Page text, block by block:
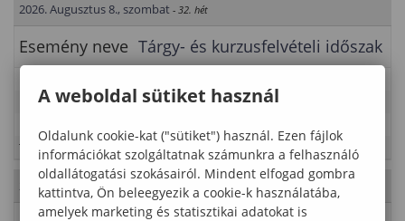
2026. Augusztus 8., szombat - 32. hét
Esemény neve Tárgy- és kurzusfelvételi időszak
Időpont
2026-08-01 00:00:00 - 2026-08-30 23:59:00
Típus
Tanulmányi rend
2026. Augusztus 9., vasárnap - 32. hét
A weboldal sütiket használ
Oldalunk cookie-kat ("sütiket") használ. Ezen fájlok
információkat szolgáltatnak számunkra a felhasználó
oldallátogatási szokásairól. Mindent elfogad gombra
kattintva, Ön beleegyezik a cookie-k használatába,
amelyek marketing és statisztikai adatokat is